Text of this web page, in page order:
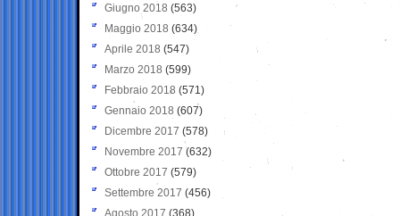
Giugno 2018 (563)
Maggio 2018 (634)
Aprile 2018 (547)
Marzo 2018 (599)
Febbraio 2018 (571)
Gennaio 2018 (607)
Dicembre 2017 (578)
Novembre 2017 (632)
Ottobre 2017 (579)
Settembre 2017 (456)
Agosto 2017 (368)